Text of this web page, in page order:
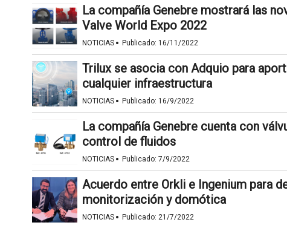
La compañía Genebre mostrará las
Valve World Expo 2022
NOTICIAS · Publicado: 16/11/2022
Trilux se asocia con Adquio para
cualquier infraestructura
NOTICIAS · Publicado: 16/9/2022
La compañía Genebre cuenta con
control de fluidos
NOTICIAS · Publicado: 7/9/2022
Acuerdo entre Orkli e Ingenium para
monitorización y domótica
NOTICIAS · Publicado: 21/7/2022